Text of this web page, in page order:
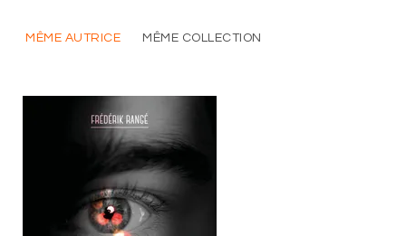
MÊME AUTRICE MÊME COLLECTION